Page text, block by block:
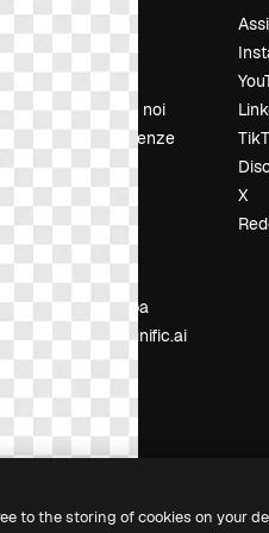
Chi siamo
Lavora con noi
Cerca tendenze
Blog
Slidesgo
contenuti
Sala stampa
Cerchi magnific.ai
X
to the storing of cookies on your